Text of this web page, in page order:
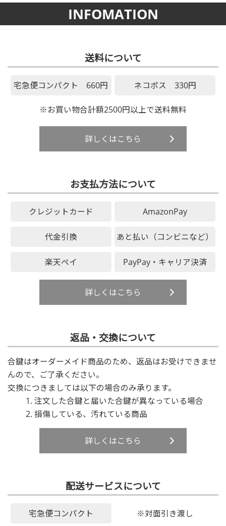
INFOMATION
送料について
宅急便コンパクト 660円 ネコポス 330円
※お買い物合計額2500円以上で送料無料
詳しくはこちら
お支払方法について
クレジットカード AmazonPay
代金引換 あと払い（コンビニなど）
楽天ペイ PayPay・キャリア決済
詳しくはこちら
返品・交換について
合鍵はオーダーメイド商品のため、返品はお受けできませ
んので、ご了承ください。
交換につきましては以下の場合のみ承ります。
注文した合鍵と届いた合鍵が異なっている場合
損傷している、汚れている商品
詳しくはこちら
配送サービスについて
宅急便コンパクト ※対面引き渡し